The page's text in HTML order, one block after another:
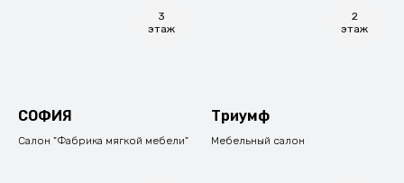
3
этаж
СОФИЯ
Салон "Фабрика мягкой мебели"
2
этаж
Триумф
Мебельный салон